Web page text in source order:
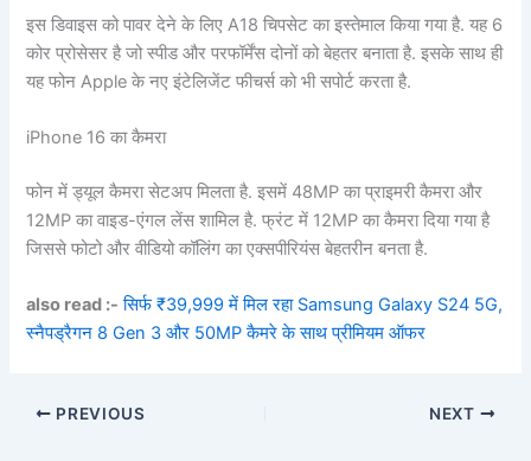
इस डिवाइस को पावर देने के लिए A18 चिपसेट का इस्तेमाल किया गया है. यह 6
कोर प्रोसेसर है जो स्पीड और परफॉर्मेंस दोनों को बेहतर बनाता है. इसके साथ ही
यह फोन Apple के नए इंटेलिजेंट फीचर्स को भी सपोर्ट करता है.
iPhone 16 का कैमरा
फोन में ड्यूल कैमरा सेटअप मिलता है. इसमें 48MP का प्राइमरी कैमरा और
12MP का वाइड-एंगल लेंस शामिल है. फ्रंट में 12MP का कैमरा दिया गया है
जिससे फोटो और वीडियो कॉलिंग का एक्सपीरियंस बेहतरीन बनता है.
also read :- सिर्फ ₹39,999 में मिल रहा Samsung Galaxy S24 5G,
स्नैपड्रैगन 8 Gen 3 और 50MP कैमरे के साथ प्रीमियम ऑफर
PREVIOUS NEXT